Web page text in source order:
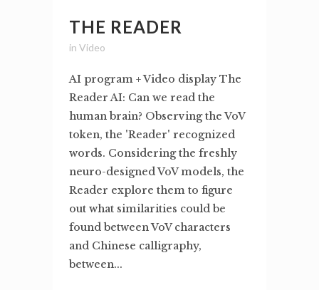
THE READER
in Video
AI program + Video display The
Reader AI: Can we read the
human brain? Observing the VoV
token, the 'Reader' recognized
words. Considering the freshly
neuro-designed VoV models, the
Reader explore them to figure
out what similarities could be
found between VoV characters
and Chinese calligraphy,
between...